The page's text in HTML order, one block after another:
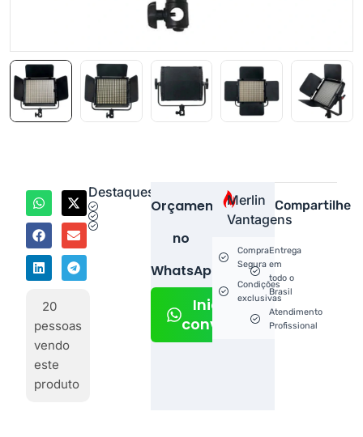
Destaques
Orçamento
no
WhatsApp!
Iniciar
conversa
Compartilhe
20
pessoas
vendo
este
produto
Merlin
Vantagens
Compra
Segura
Condições
exclusivas
Entrega
em
todo o
Brasil
Atendimento
Profissional